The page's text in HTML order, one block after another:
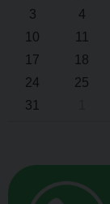
3
4
10
11
17
18
24
25
31